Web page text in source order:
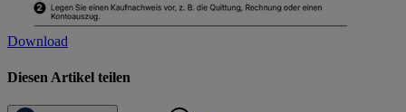
Download
Diesen Artikel teilen